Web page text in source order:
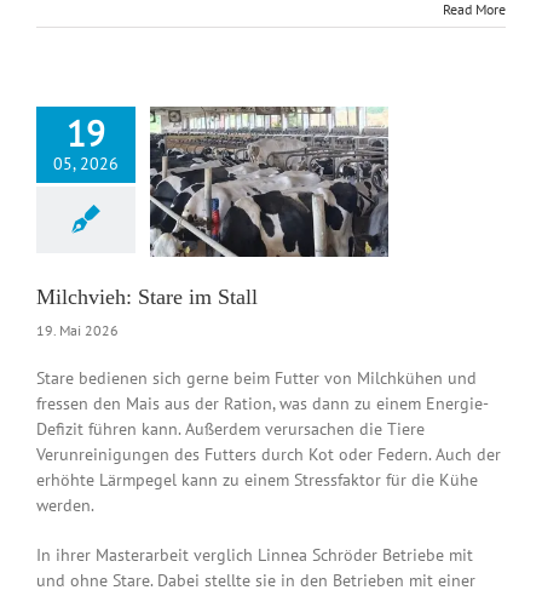
Read More
19
05, 2026
Milchvieh: Stare im Stall
19. Mai 2026
Stare bedienen sich gerne beim Futter von Milchkühen und
fressen den Mais aus der Ration, was dann zu einem Energie-
Defizit führen kann. Außerdem verursachen die Tiere
Verunreinigungen des Futters durch Kot oder Federn. Auch der
erhöhte Lärmpegel kann zu einem Stressfaktor für die Kühe
werden.
In ihrer Masterarbeit verglich Linnea Schröder Betriebe mit
und ohne Stare. Dabei stellte sie in den Betrieben mit einer